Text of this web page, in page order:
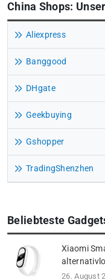
China Shops:
Aliexpress
Banggood
DHgate
Geekbuying
Gshopper
TradingShenzhen
Beliebteste
Xiaomi
26. August